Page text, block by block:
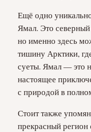
Ещё одно
Ямал. Это
но именно здесь
тишину Арктики,
суеты. Ямал — это
настоящее
с природой в
Стоит также
прекрасный регион